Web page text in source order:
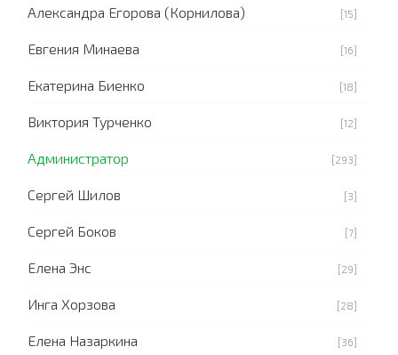
Александра Егорова (Корнилова) [15]
Евгения Минаева [16]
Екатерина Биенко [18]
Виктория Турченко [12]
Администратор [293]
Сергей Шилов [3]
Сергей Боков [7]
Елена Энс [29]
Инга Хорзова [28]
Елена Назаркина [36]